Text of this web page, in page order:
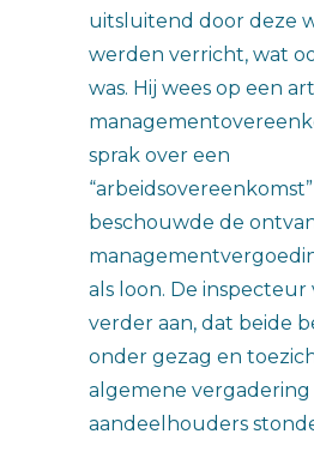
uitsluitend door deze
werden verricht, wat
was. Hij wees op een
sprak over een
beschouwde de
als loon. De inspecteur
verder aan, dat beide
onder gezag en
algemene vergadering
aandeelhouders